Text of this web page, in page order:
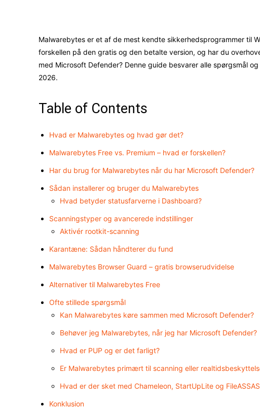
Malwarebytes er et af de mest kendte sikkerhedsprogrammer til
forskellen på den gratis og den betalte version, og har du
med Microsoft Defender? Denne guide besvarer alle spørgsmål
2026.
Table of Contents
Hvad er Malwarebytes og hvad gør det?
Malwarebytes Free vs. Premium – hvad er forskellen?
Har du brug for Malwarebytes når du har Microsoft Defender?
Sådan installerer og bruger du Malwarebytes
Hvad betyder statusfarverne i Dashboard?
Scanningstyper og avancerede indstillinger
Aktivér rootkit-scanning
Karantæne: Sådan håndterer du fund
Malwarebytes Browser Guard – gratis browserudvidelse
Alternativer til Malwarebytes Free
Ofte stillede spørgsmål
Kan Malwarebytes køre sammen med Microsoft Defender?
Behøver jeg Malwarebytes, når jeg har Microsoft Defender?
Hvad er PUP og er det farligt?
Er Malwarebytes primært til scanning eller
Hvad er der sket med Chameleon, StartUpLite og
Konklusion